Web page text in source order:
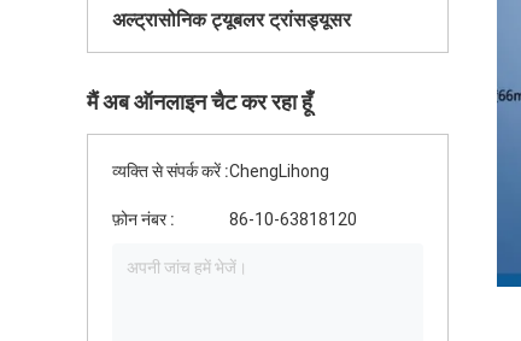
अल्ट्रासोनिक ट्यूबलर ट्रांसड्यूसर
मैं अब ऑनलाइन चैट कर रहा हूँ
व्यक्ति से संपर्क करें :ChengLihong
फ़ोन नंबर : 86-10-63818120